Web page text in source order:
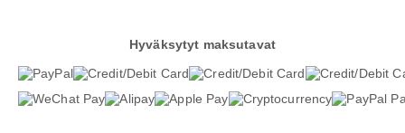
Hyväksytyt maksutavat